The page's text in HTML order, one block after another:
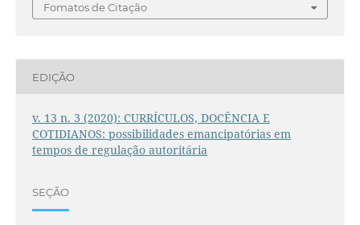
Fomatos de Citação
EDIÇÃO
v. 13 n. 3 (2020): CURRÍCULOS, DOCÊNCIA E
COTIDIANOS: possibilidades emancipatórias em
tempos de regulação autoritária
SEÇÃO